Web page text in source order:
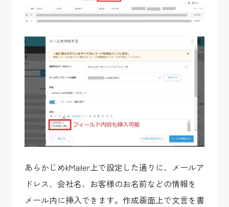
あらかじめkMailer上で設定した通りに、メールア
ドレス、会社名、お客様のお名前などの情報を
メール内に挿入できます。作成画面上で文言を書